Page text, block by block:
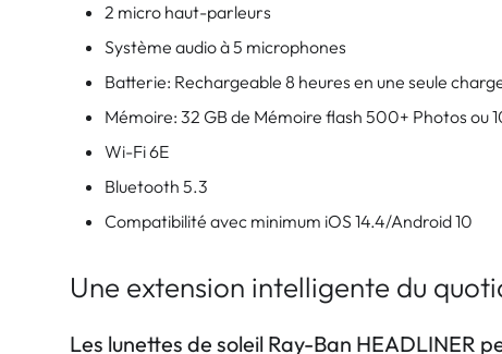
2 micro haut-parleurs
Système audio à 5 microphones
Batterie: Rechargeable 8 heures en une seule
Mémoire: 32 GB de Mémoire flash 500+ Photos ou
Wi-Fi 6E
Bluetooth 5.3
Compatibilité avec minimum iOS 14.4/Android 10
Une extension intelligente du
Les lunettes de soleil Ray-Ban HEADLINER